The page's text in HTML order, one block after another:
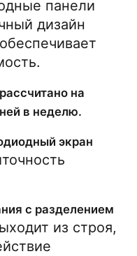
панели
дизайн
на
в неделю.
экран
с разделением
из строя,